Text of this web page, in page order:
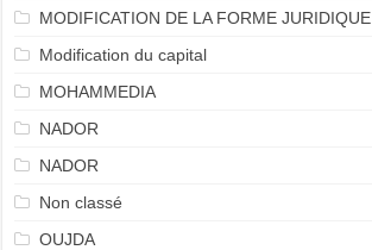
MODIFICATION DE LA FORME JURIDIQUE
Modification du capital
MOHAMMEDIA
NADOR
NADOR
Non classé
OUJDA